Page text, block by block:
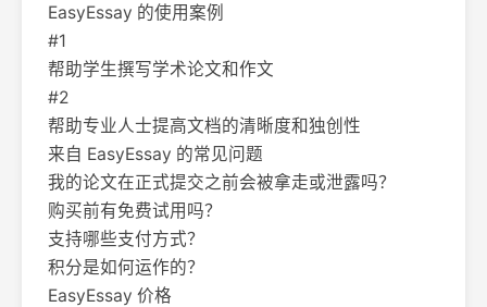
EasyEssay 的使用案例
#1
帮助学生撰写学术论文和作文
#2
帮助专业人士提高文档的清晰度和独创性
来自 EasyEssay 的常见问题
我的论文在正式提交之前会被拿走或泄露吗？
购买前有免费试用吗？
支持哪些支付方式？
积分是如何运作的？
EasyEssay 价格